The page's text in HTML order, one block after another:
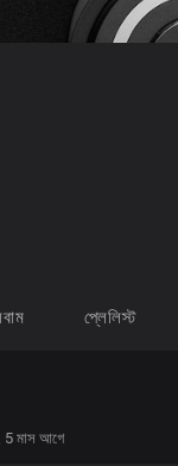
প্লেলিস্ট
5 মাস আগে